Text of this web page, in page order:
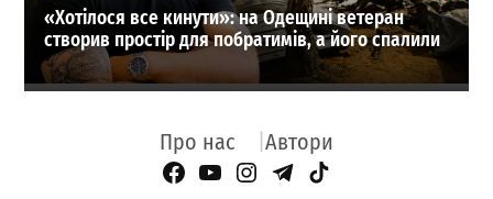
«Хотілося все кинути»: на Одещині ветеран
створив простір для побратимів, а його спалили
Про нас Автори
Facebook Page
YouTube
Instagram
Telegram
TikTok